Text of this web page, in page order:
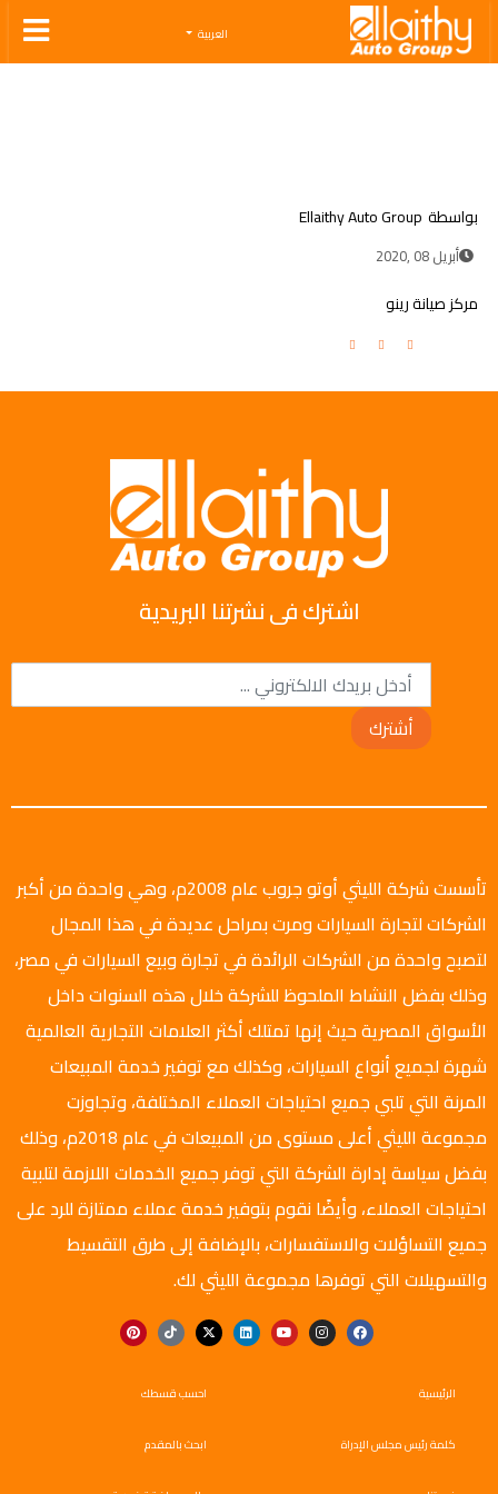
Ellaithy Auto Group
العربية
بواسطة Ellaithy Auto Group
أبريل 08 ,2020
مركز صيانة رينو
اشترك فى نشرتنا البريدية
أشترك
تأسست شركة الليثي أوتو جروب عام 2008م، وهي واحدة من أكبر
الشركات لتجارة السيارات ومرت بمراحل عديدة في هذا المجال
لتصبح واحدة من الشركات الرائدة في تجارة وبيع السيارات في مصر،
وذلك بفضل النشاط الملحوظ للشركة خلال هذه السنوات داخل
الأسواق المصرية حيث إنها تمتلك أكثر العلامات التجارية العالمية
شهرة لجميع أنواع السيارات، وكذلك مع توفير خدمة المبيعات
المرنة التي تلبي جميع احتياجات العملاء المختلفة، وتجاوزت
مجموعة الليثي أعلى مستوى من المبيعات في عام 2018م، وذلك
بفضل سياسة إدارة الشركة التي توفر جميع الخدمات اللازمة لتلبية
احتياجات العملاء، وأيضًا نقوم بتوفير خدمة عملاء ممتازة للرد على
جميع التساؤلات والاستفسارات، بالإضافة إلى طرق التقسيط
والتسهيلات التي توفرها مجموعة الليثي لك.
الرئيسية
كلمة رئيس مجلس الإدراة
احسب قسطك
ابحث بالمقدم